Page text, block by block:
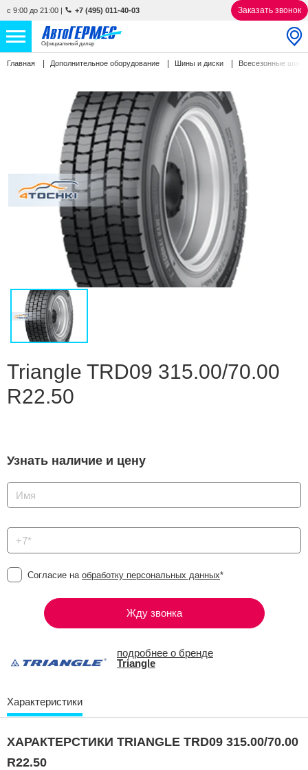
с 9:00 до 21:00 | +7 (495) 011-40-03 Заказать звонок
Официальный дилер
НОВЫЕ АВТОМОБИЛИ 4866 авто
С ПРОБЕГОМ 858 авто
АКЦИИ
О КОМПАНИИ
КОНТАКТЫ
Избранное
Сравнение
Личный кабинет
Главная Дополнительное оборудование Шины и диски Всесезонные
Triangle TRD09 315.00/70.00
R22.50
Узнать наличие и цену
Согласие на обработку персональных данных*
Жду звонка
подробнее о бренде
Triangle
Характеристики
ХАРАКТЕРСТИКИ TRIANGLE TRD09 315.00/70.00
R22.50